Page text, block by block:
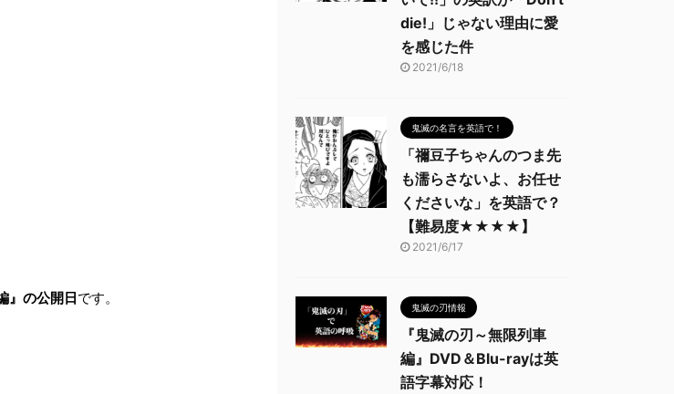
』の公開日です。
die!」じゃない理由に愛
を感じた件
2021/6/18
鬼滅の名言を英語で！
「禰豆子ちゃんのつま先
も濡らさないよ、お任せ
くださいな」を英語で？
【難易度★★★★】
2021/6/17
鬼滅の刃情報
『鬼滅の刃～無限列車
編』DVD＆Blu-rayは英
語字幕対応！